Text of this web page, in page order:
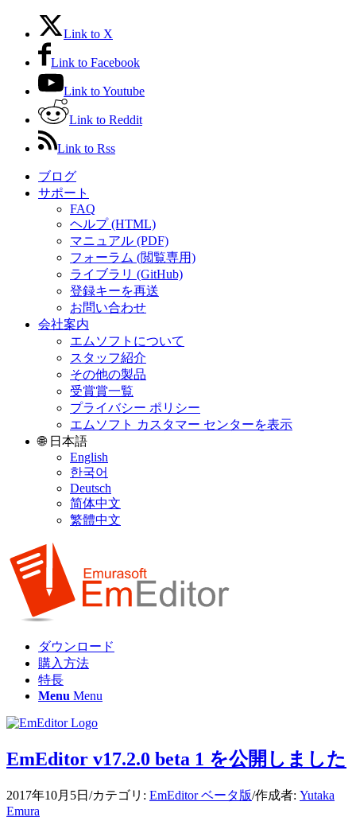
Link to X
Link to Facebook
Link to Youtube
Link to Reddit
Link to Rss
ブログ
サポート
FAQ
ヘルプ (HTML)
マニュアル (PDF)
フォーラム (閲覧専用)
ライブラリ (GitHub)
登録キーを再送
お問い合わせ
会社案内
エムソフトについて
スタッフ紹介
その他の製品
受賞賞一覧
プライバシー ポリシー
エムソフト カスタマー センターを表示
🌐 日本語
English
한국어
Deutsch
简体中文
繁體中文
ダウンロード
購入方法
特長
Menu Menu
EmEditor v17.2.0 beta 1 を公開しました
2017年10月5日 /カテゴリ: EmEditor ベータ版/作成者: Yutaka
Emura